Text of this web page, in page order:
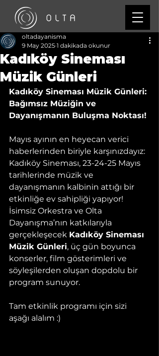
Kadıköy Sineması
Müzik Günleri
oltadayanisma
9 May 2025 1 dakikada okunur
Kadıköy Sineması Müzik Günleri:
Bağımsız Müziğin ve
Dayanışmanın Buluşma Noktası!
Mayıs ayının en heyecan verici
haberlerinden biriyle karşınızdayız:
Kadıköy Sineması, 23-24-25 Mayıs
tarihlerinde müzik ve
dayanışmanın kalbinin attığı bir
etkinliğe ev sahipliği yapıyor!
İsimsiz Orkestra ve Olta
Dayanışma’nın katkılarıyla
gerçekleşecek Kadıköy Sineması
Müzik Günleri, üç gün boyunca
konserler, film gösterimleri ve
söyleşilerden oluşan dopdolu bir
program sunuyor.
Tam etkinlik programı için sizi
aşağı alalım :)